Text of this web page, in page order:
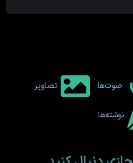
صوت‌ها تصاویر
نوشته‌ها